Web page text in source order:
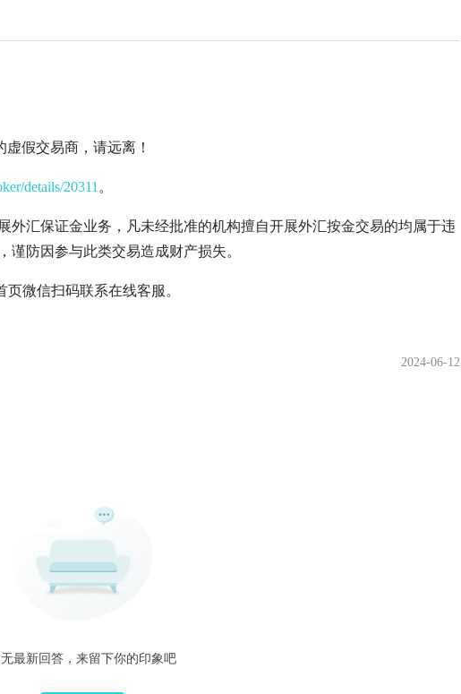
假交易商，请远离！
details/20311 。
外汇保证金业务，凡未经批准的机构擅自开展外汇按金交易的均属于违
防因参与此类交易造成财产损失。
微信扫码联系在线客服。
2024-06-12
最新回答，来留下你的印象吧